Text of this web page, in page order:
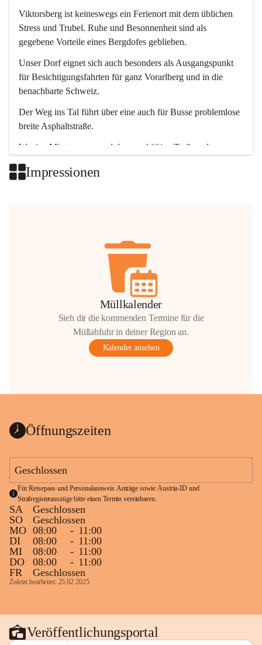
Viktorsberg ist keineswegs ein Ferienort mit dem üblichen
Stress und Trubel. Ruhe und Besonnenheit sind als
gegebene Vorteile eines Bergdofes geblieben.
Unser Dorf eignet sich auch besonders als Ausgangspunkt
für Besichtigungsfahrten für ganz Vorarlberg und in die
benachbarte Schweiz.
Der Weg ins Tal führt über eine auch für Busse problemlose
breite Asphaltstraße.
Wenige Minuten nur, und das geschäftige Treiben der
Impressionen
Müllkalender
Sieh dir die kommenden Termine für die
Müllabfuhr in deiner Region an.
Kalender ansehen
Öffnungszeiten
Geschlossen
Für Reisepass und Personalausweis Anträge sowie Austria-ID und
Strafregisterauszüge bitte einen Termin vereinbaren.
SA
Geschlossen
SO
Geschlossen
MO 08:00 - 11:00
DI
08:00 - 11:00
MI
08:00 - 11:00
DO
08:00 - 11:00
FR
Geschlossen
Zuletzt bearbeitet: 25.02.2025
Veröffentlichungsportal